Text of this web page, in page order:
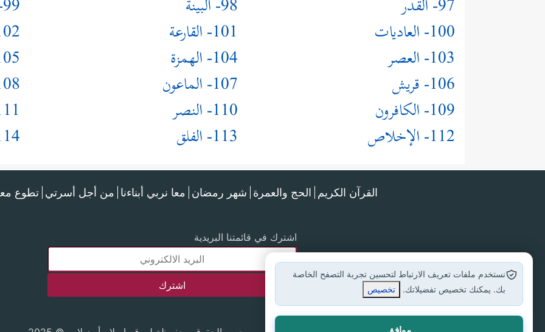
97- القدر
98- البينة
99- الزلزلة
100- العاديات
101- القارعة
102-
103- العصر
104- الهمزة
105-
106- قريش
107- الماعون
108-
109- الكافرون
110- النصر
111-
112- الإخلاص
113- الفلق 114-
القرآن الكريم الحج والعمرة شهر رمضان معا نربي أبناءنا من أجل أسرتي تطوع
اشترك في قائمتنا البريدية
نستخدم ملفات تعريف الارتباط لتحسين تجربة التصفح الخاصة
بك. يمكنك تخصيص تفضيلاتك.
تخصيص